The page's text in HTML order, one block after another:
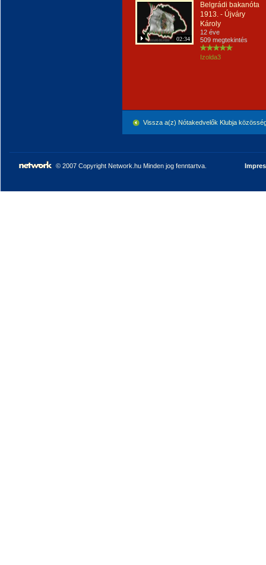
02:34
Belgrádi bakanóta
1913. - Újváry
Károly
12 éve
509 megtekintés
Izolda3
Vissza a(z) Nótakedvelők Klubja
© 2007 Copyright Network.hu Minden jog fenntartva.